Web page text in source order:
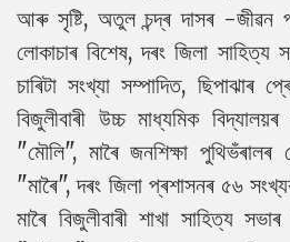
আৰু সৃষ্টি, অতুল চন্দ্ৰ দাসৰ -জীৱন
লোকাচাৰ বিশেষ, দৰং জিলা সাহিত্য
চাৰিটা সংখ্যা সম্পাদিত, ছিপাঝাৰ
বিজুলীবাৰী উচ্চ মাধ্যমিক
"মৌলি", মাৰৈ জনশিক্ষা পুথিভঁৰালৰ
"মাৰৈ", দৰং জিলা প্ৰশাসনৰ ৫৬
মাৰৈ বিজুলীবাৰী শাখা সাহিত্য